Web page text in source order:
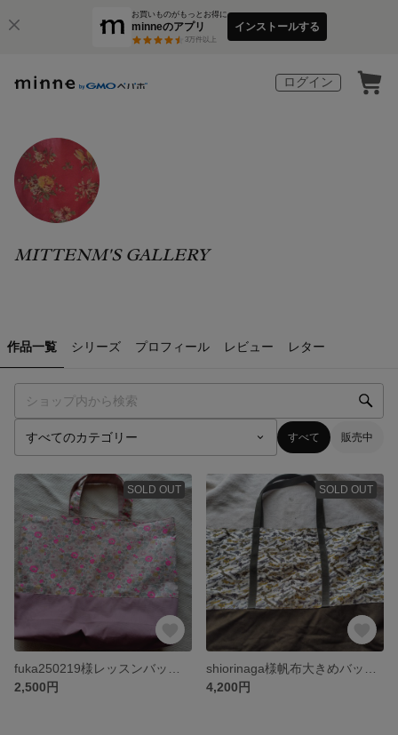
お買いものがもっとお得に
minneのアプリ
3万件以上
インストールする
ログイン
MITTENM'S GALLERY
作品一覧 シリーズ プロフィール レビュー レター
すべて 販売中
SOLD OUT
2,500円
SOLD OUT
4,200円